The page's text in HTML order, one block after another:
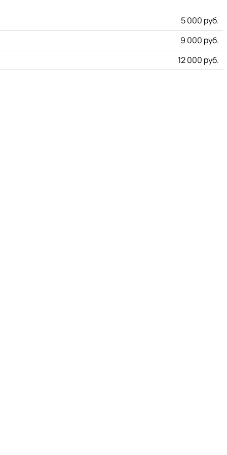
5 000 руб.
9 000 руб.
12 000 руб.